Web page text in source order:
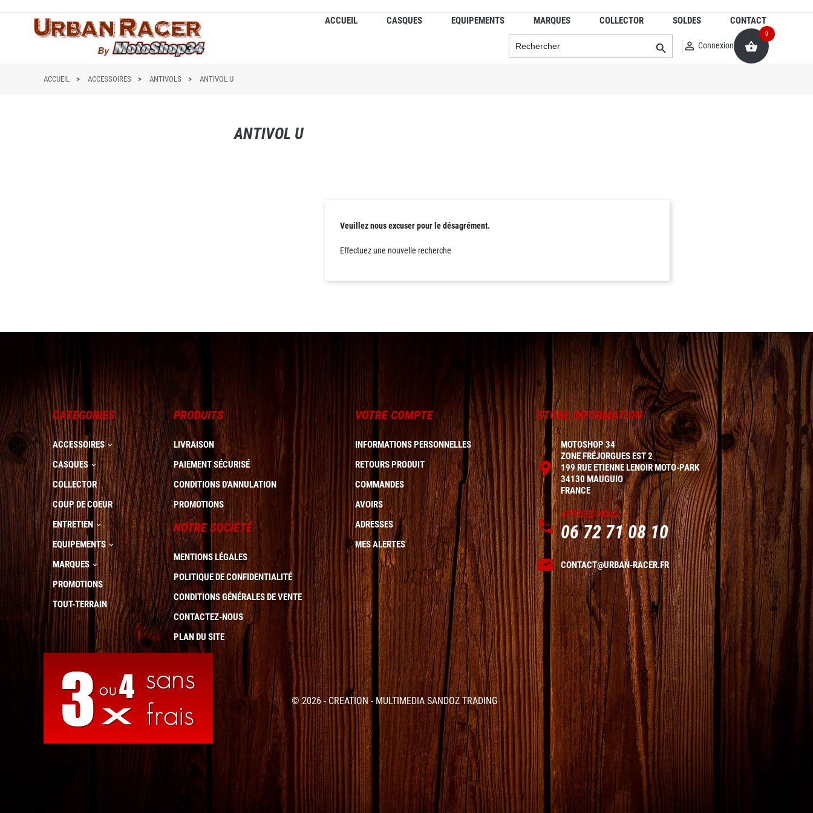
ACCUEIL CASQUES EQUIPEMENTS MARQUES COLLECTOR SOLDES CONTACT
  Connexion 
0
ACCUEIL ACCESSOIRES ANTIVOLS ANTIVOL U
ANTIVOL U
Veuillez nous excuser pour le désagrément.
Effectuez une nouvelle recherche
CATEGORIES
ACCESSOIRES 
CASQUES 
COLLECTOR
COUP DE COEUR
ENTRETIEN
EQUIPEMENTS 
MARQUES 
PROMOTIONS
TOUT-TERRAIN
PRODUITS
LIVRAISON
PAIEMENT SÉCURISÉ
CONDITIONS D'ANNULATION
PROMOTIONS
NOTRE SOCIÉTÉ
MENTIONS LÉGALES
POLITIQUE DE CONFIDENTIALITÉ
CONDITIONS GÉNÉRALES DE VENTE
CONTACTEZ-NOUS
PLAN DU SITE
VOTRE COMPTE
INFORMATIONS PERSONNELLES
RETOURS PRODUIT
COMMANDES
AVOIRS
ADRESSES
MES ALERTES
STORE INFORMATION

MOTOSHOP 34
ZONE FRÉJORGUES EST 2
199 RUE ETIENNE LENOIR MOTO-PARK
34130 MAUGUIO
FRANCE

APPELEZ-NOUS :
06 72 71 08 10
 CONTACT@URBAN-RACER.FR
© 2026 - CREATION - MULTIMEDIA SANDOZ TRADING